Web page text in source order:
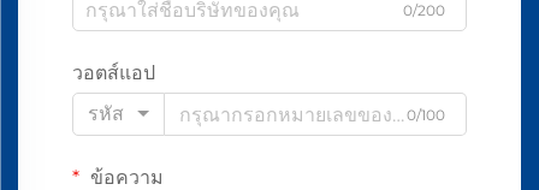
0/200
วอตส์แอป
รหัส
0/100
ข้อความ